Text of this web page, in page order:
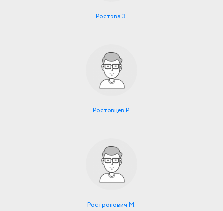
Ростова З.
Ростовцев Р.
Ростропович М.